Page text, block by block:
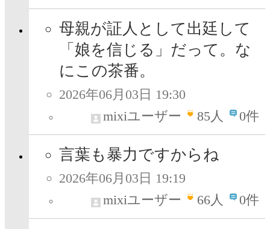
母親が証人として出廷して
「娘を信じる」だって。な
にこの茶番。
2026年06月03日 19:30
mixiユーザー
85人 0件
言葉も暴力ですからね
2026年06月03日 19:19
mixiユーザー
66人 0件